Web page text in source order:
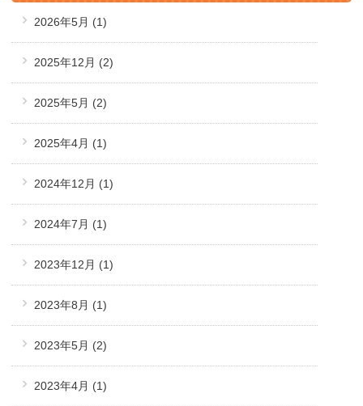
2026年5月 (1)
2025年12月 (2)
2025年5月 (2)
2025年4月 (1)
2024年12月 (1)
2024年7月 (1)
2023年12月 (1)
2023年8月 (1)
2023年5月 (2)
2023年4月 (1)